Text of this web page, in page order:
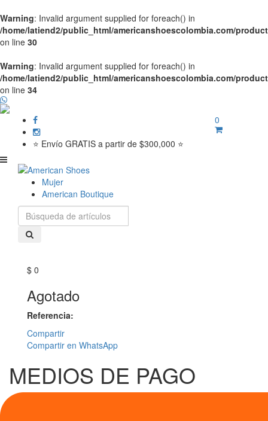
Warning: Invalid argument supplied for foreach() in
/home/latiend2/public_html/americanshoescolombia.com/
on line 30
Warning: Invalid argument supplied for foreach() in
/home/latiend2/public_html/americanshoescolombia.com/
on line 34
⭐ Envío GRATIS a partir de $300,000 ⭐
0
Mujer
American Boutique
$ 0
Agotado
Referencia:
Compartir
Compartir en WhatsApp
MEDIOS DE PAGO